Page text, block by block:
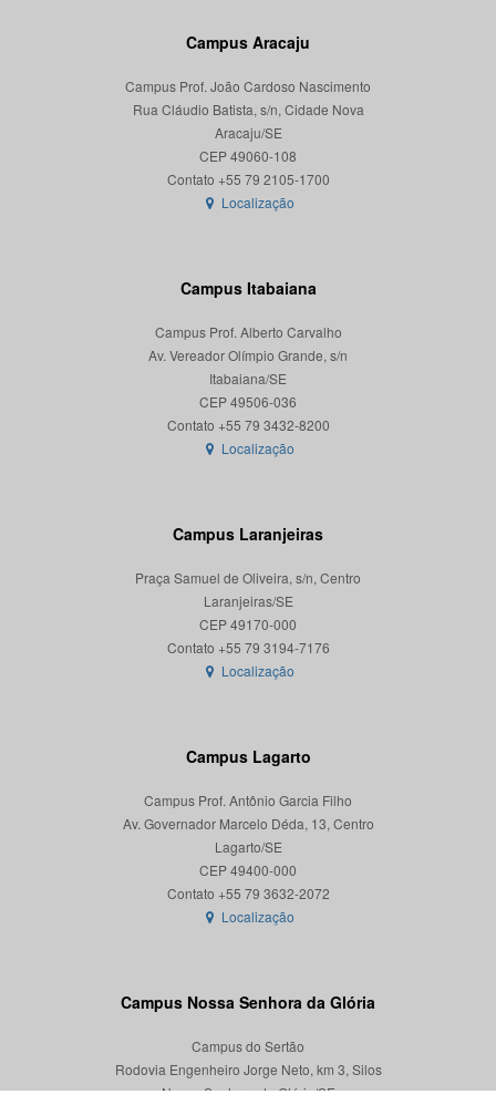
Campus Aracaju
Campus Prof. João Cardoso Nascimento
Rua Cláudio Batista, s/n, Cidade Nova
Aracaju/SE
CEP 49060-108
Localização
Campus Itabaiana
Campus Prof. Alberto Carvalho
Av. Vereador Olímpio Grande, s/n
Itabaiana/SE
CEP 49506-036
Localização
Campus Laranjeiras
Praça Samuel de Oliveira, s/n, Centro
Laranjeiras/SE
CEP 49170-000
Localização
Campus Lagarto
Campus Prof. Antônio Garcia Filho
Av. Governador Marcelo Déda, 13, Centro
Lagarto/SE
CEP 49400-000
Localização
Campus Nossa Senhora da Glória
Campus do Sertão
Rodovia Engenheiro Jorge Neto, km 3, Silos
Nossa Senhora da Glória/SE